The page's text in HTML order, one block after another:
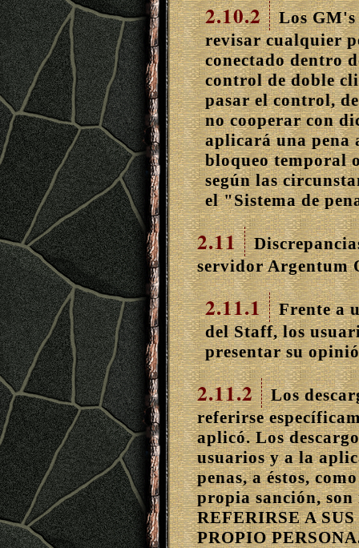
2.10.2
Los GM's
revisar cualquier
conectado dentro
control de doble
pasar el control,
no cooperar con
aplicará una pena
bloqueo temporal
según las
el "Sistema de
2.11
servidor Argentum
2.11.1
Frente a
del Staff, los
presentar su
2.11.2
Los
referirse
aplicó. Los
usuarios y a la
penas, a éstos,
propia sanción,
REFERIRSE A
PROPIO